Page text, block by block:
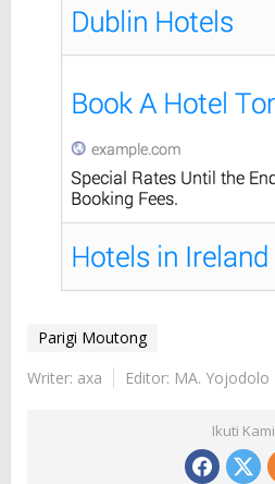
Parigi Moutong
Writer: axa
Editor: MA. Yojodolo
Ikuti Kami